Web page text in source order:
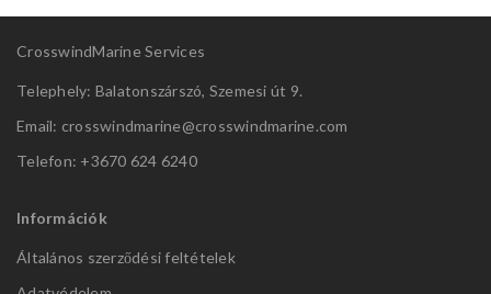
CrosswindMarine Services
Telephely: Balatonszárszó, Szemesi út 9.
Email: crosswindmarine@crosswindmarine.com
Telefon: +3670 624 6240
Információk
Általános szerződési feltételek